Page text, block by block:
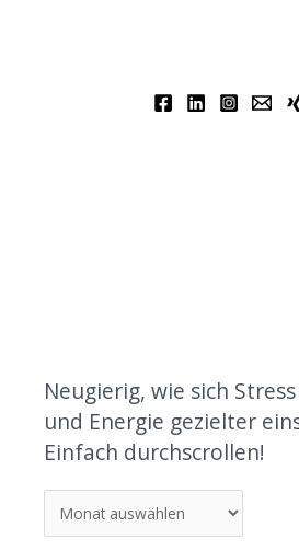
Neugierig, wie sich
und Energie gezielter
Einfach durchscrollen!